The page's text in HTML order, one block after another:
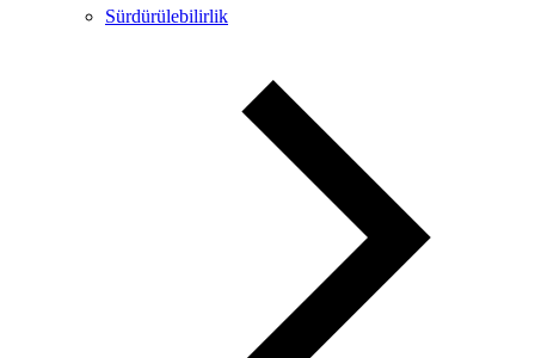
Sürdürülebilirlik